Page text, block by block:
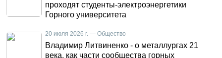
проходят студенты-электроэнергетики
Горного университета
20 июля 2026 г. — Общество
Владимир Литвиненко - о металлургах 21
века, как части сообщества горных